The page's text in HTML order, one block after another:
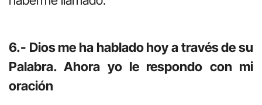
6.- Dios me ha hablado hoy a través de su
Palabra. Ahora yo le respondo con mi
oración